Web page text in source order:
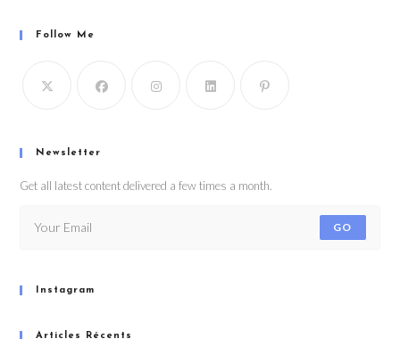
Follow Me
Newsletter
Get all latest content delivered a few times a month.
GO
Instagram
Articles Récents